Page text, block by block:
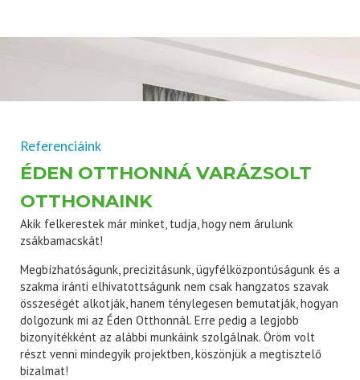
Referenciáink
ÉDEN OTTHONNÁ VARÁZSOLT
OTTHONAINK
Akik felkerestek már minket, tudja, hogy nem árulunk
zsákbamacskát!
Megbízhatóságunk, precizitásunk, ügyfélközpontúságunk és a
szakma iránti elhivatottságunk nem csak hangzatos szavak
összeségét alkotják, hanem ténylegesen bemutatják, hogyan
dolgozunk mi az Éden Otthonnál. Erre pedig a legjobb
bizonyítékként az alábbi munkáink szolgálnak. Öröm volt
részt venni mindegyik projektben, köszönjük a megtisztelő
bizalmat!